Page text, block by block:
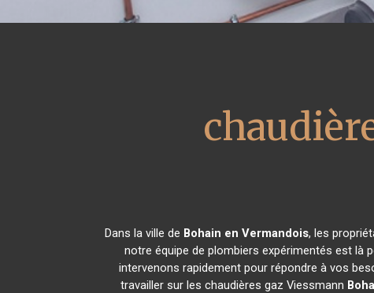
Dans la ville de Bohain en Vermandois, les
notre équipe de plombiers expérimentés est là
intervenons rapidement pour répondre à vos
travailler sur les chaudières gaz Viessmann